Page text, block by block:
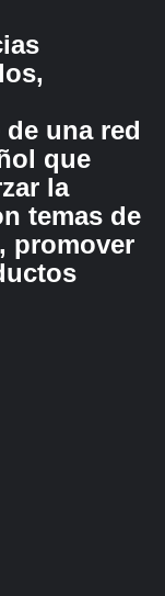
una red
que
la
temas de
promover